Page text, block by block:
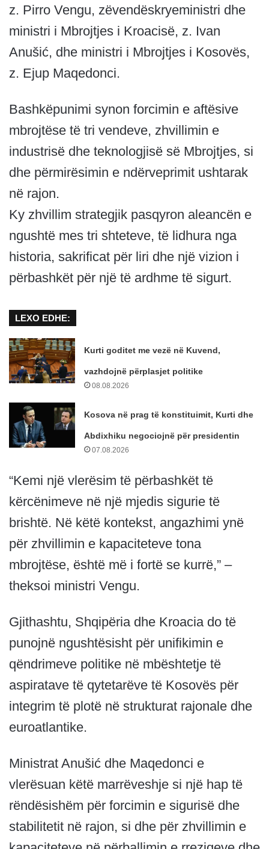
z. Pirro Vengu, zëvendëskryeministri dhe
ministri i Mbrojtjes i Kroacisë, z. Ivan
Anušić, dhe ministri i Mbrojtjes i Kosovës,
z. Ejup Maqedonci.
Bashkëpunimi synon forcimin e aftësive
mbrojtëse të tri vendeve, zhvillimin e
industrisë dhe teknologjisë së Mbrojtjes, si
dhe përmirësimin e ndërveprimit ushtarak
në rajon.
Ky zhvillim strategjik pasqyron aleancën e
ngushtë mes tri shteteve, të lidhura nga
historia, sakrificat për liri dhe një vizion i
përbashkët për një të ardhme të sigurt.
LEXO EDHE:
Kurti goditet me vezë në Kuvend,
vazhdojnë përplasjet politike
08.08.2026
Kosova në prag të konstituimit, Kurti dhe
Abdixhiku negociojnë për presidentin
07.08.2026
“Kemi një vlerësim të përbashkët të
kërcënimeve në një mjedis sigurie të
brishtë. Në këtë kontekst, angazhimi ynë
për zhvillimin e kapaciteteve tona
mbrojtëse, është më i fortë se kurrë,” –
theksoi ministri Vengu.
Gjithashtu, Shqipëria dhe Kroacia do të
punojnë ngushtësisht për unifikimin e
qëndrimeve politike në mbështetje të
aspiratave të qytetarëve të Kosovës për
integrim të plotë në strukturat rajonale dhe
euroatlantike.
Ministrat Anušić dhe Maqedonci e
vlerësuan këtë marrëveshje si një hap të
rëndësishëm për forcimin e sigurisë dhe
stabilitetit në rajon, si dhe për zhvillimin e